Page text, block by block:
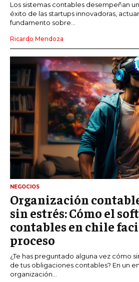
Los sistemas contables desempeñan
éxito de las startups innovadoras,
fundamento sobre...
Ricardo Mendoza
NEGOCIOS
Organización
sin estrés: Cómo el
contables en chile
proceso
¿Te has preguntado alguna vez cómo
de tus obligaciones contables? En un
organización...